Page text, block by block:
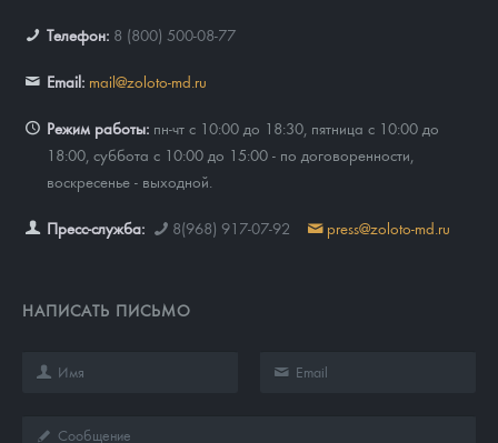
Телефон: 8 (800) 500-08-77
Email: mail@zoloto-md.ru
Режим работы: пн-чт с 10:00 до 18:30, пятница с 10:00 до
18:00, суббота с 10:00 до 15:00 - по договоренности,
воскресенье - выходной.
Пресс-служба: 8(968) 917-07-92 press@zoloto-md.ru
НАПИСАТЬ ПИСЬМО